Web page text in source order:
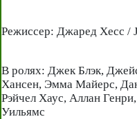
Режиссер: Джаред Хесс /
В ролях: Джек Блэк,
Хансен, Эмма Майерс,
Рэйчел Хаус, Аллан
Уильямс